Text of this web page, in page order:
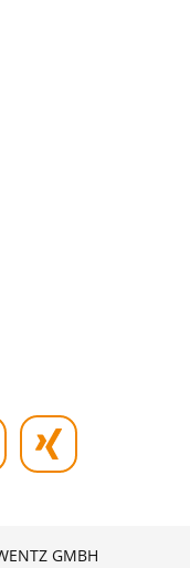
GMBH